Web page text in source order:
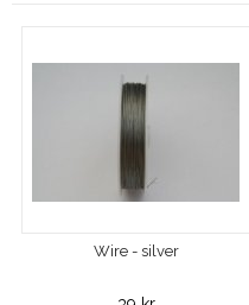
Wire - silver